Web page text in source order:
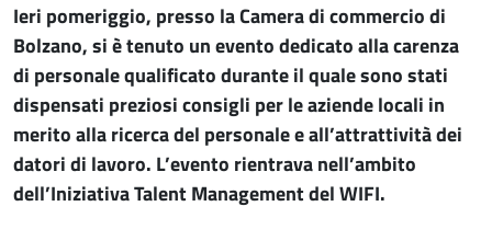
Ieri pomeriggio, presso la Camera di commercio di
Bolzano, si è tenuto un evento dedicato alla carenza
di personale qualificato durante il quale sono stati
dispensati preziosi consigli per le aziende locali in
merito alla ricerca del personale e all’attrattività dei
datori di lavoro. L’evento rientrava nell’ambito
dell’Iniziativa Talent Management del WIFI.